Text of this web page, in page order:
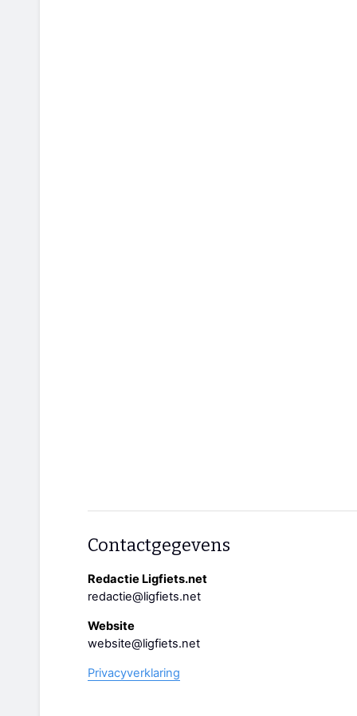
Contactgegevens
Redactie Ligfiets.net
redactie@ligfiets.net
Website
website@ligfiets.net
Privacyverklaring